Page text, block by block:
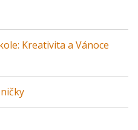
Kreativita a Vánoce